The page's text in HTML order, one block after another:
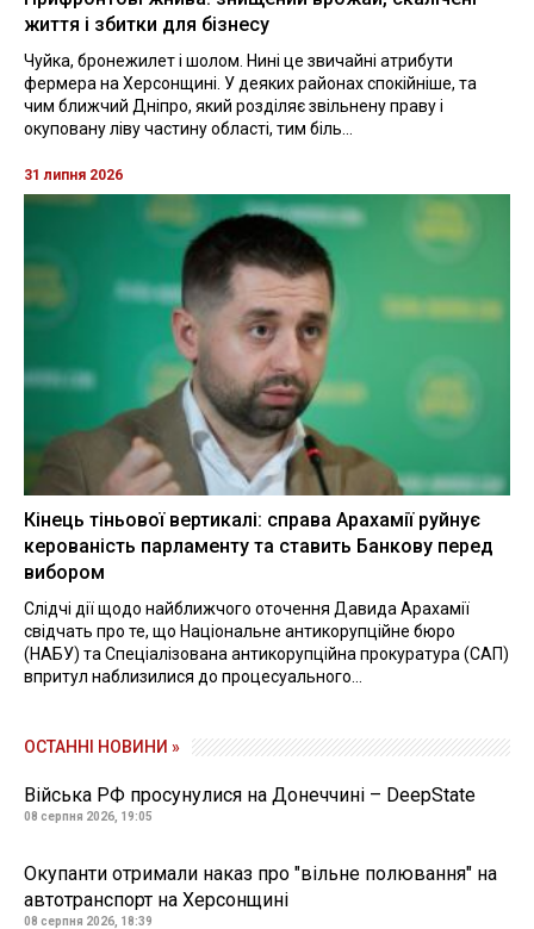
життя і збитки для бізнесу
Чуйка, бронежилет і шолом. Нині це звичайні атрибути
фермера на Херсонщині. У деяких районах спокійніше, та
чим ближчий Дніпро, який розділяє звільнену праву і
окуповану ліву частину області, тим біль...
31 липня 2026
Кінець тіньової вертикалі: справа Арахамії руйнує
керованість парламенту та ставить Банкову перед
вибором
Слідчі дії щодо найближчого оточення Давида Арахамії
свідчать про те, що Національне антикорупційне бюро
(НАБУ) та Спеціалізована антикорупційна прокуратура (САП)
впритул наблизилися до процесуального...
ОСТАННІ НОВИНИ »
Війська РФ просунулися на Донеччині – DeepState
08 серпня 2026, 19:05
Окупанти отримали наказ про "вільне полювання" на
автотранспорт на Херсонщині
08 серпня 2026, 18:39